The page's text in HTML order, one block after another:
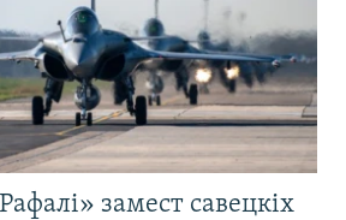
замест савецкіх